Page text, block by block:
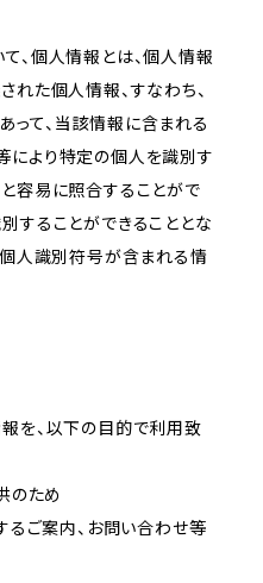
、個人情報とは、個人情報
た個人情報、すなわち、
って、当該情報に含まれる
により特定の個人を識別す
容易に照合することがで
することができることとな
個人識別符号が含まれる情
を、以下の目的で利用致
のため
るご案内、お問い合わせ等